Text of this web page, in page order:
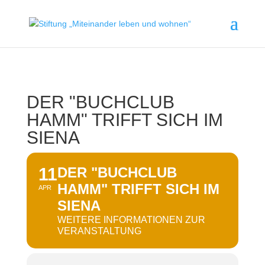
DER "BUCHCLUB
HAMM" TRIFFT SICH IM
SIENA
11
APR
DER "BUCHCLUB
HAMM" TRIFFT SICH IM
SIENA
WEITERE INFORMATIONEN ZUR
VERANSTALTUNG